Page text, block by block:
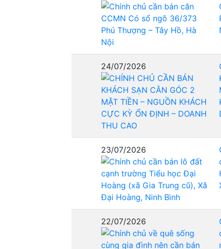
24/07/2026
23/07/2026
22/07/2026